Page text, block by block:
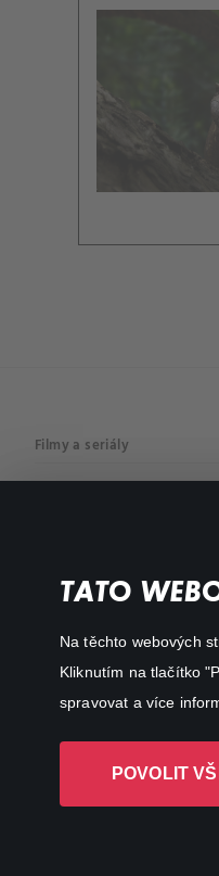
TATO
Na těchto webových
Kliknutím na tlačítko
spravovat a více
POVOLIT
Filmy a seriály
Akční